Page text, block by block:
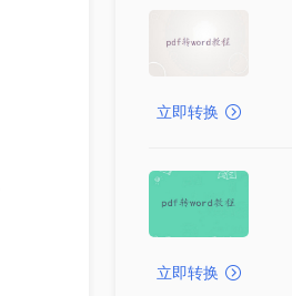
立即转换
立即转换